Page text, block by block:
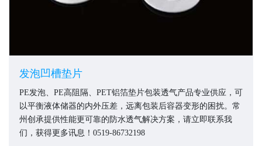
发泡凹槽垫片
PE发泡、PE高阻隔、PET铝箔垫片包装透气产品专业供应，可
以平衡液体储器的内外压差，远离包装后容器变形的困扰。常
州创承提供性能更可靠的防水透气解决方案，请立即联系我
们，获得更多讯息！0519-86732198